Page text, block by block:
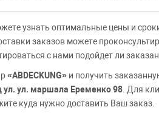
узнать оптимальные цены и
заказов можете
с нами подойдет ли
«ABDECKUNG» и получить
ул. ул. маршала Еременко 98 . Для
куда нужно доставить Ваш заказ.